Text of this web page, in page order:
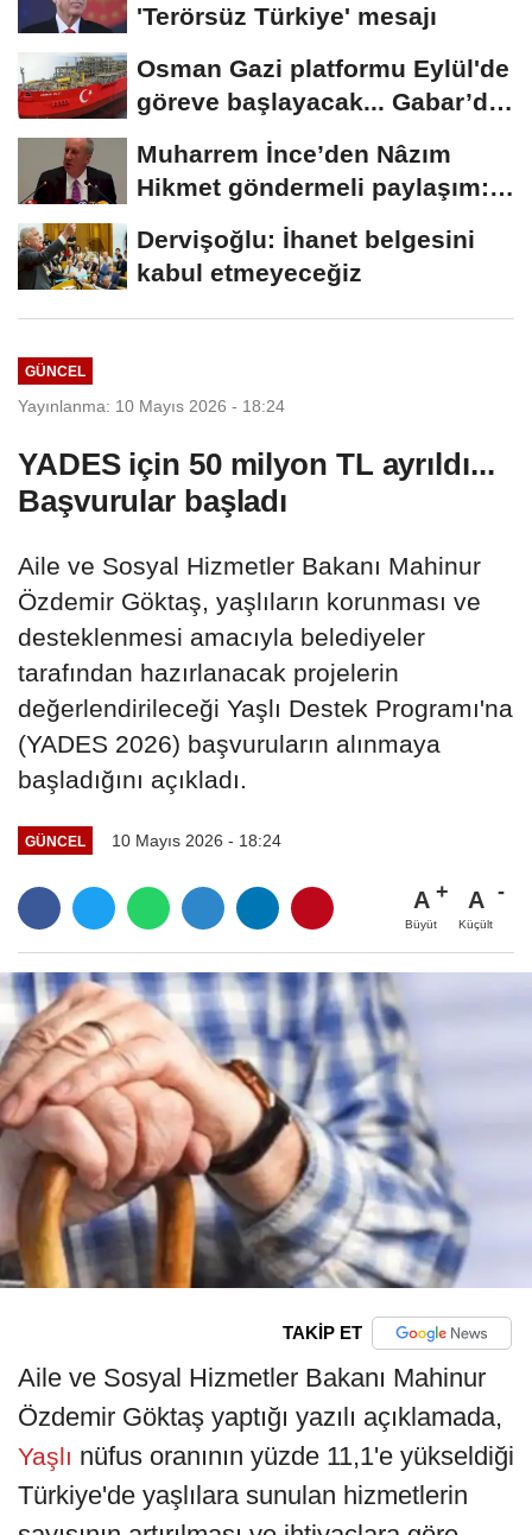
'Terörsüz Türkiye' mesajı
Osman Gazi platformu Eylül'de
göreve başlayacak... Gabar’da
Muharrem İnce’den Nâzım
Hikmet göndermeli paylaşım:
Vatan hainliğine...
Dervişoğlu: İhanet belgesini
kabul etmeyeceğiz
GÜNCEL
Yayınlanma: 10 Mayıs 2026 - 18:24
YADES için 50 milyon TL ayrıldı...
Başvurular başladı
Aile ve Sosyal Hizmetler Bakanı Mahinur
Özdemir Göktaş, yaşlıların korunması ve
desteklenmesi amacıyla belediyeler
tarafından hazırlanacak projelerin
değerlendirileceği Yaşlı Destek Programı'na
(YADES 2026) başvuruların alınmaya
başladığını açıkladı.
GÜNCEL 10 Mayıs 2026 - 18:24
A
Büyüt
A
Küçült
TAKİP ET
Aile ve Sosyal Hizmetler Bakanı Mahinur
Özdemir Göktaş yaptığı yazılı açıklamada,
Yaşlı nüfus oranının yüzde 11,1'e yükseldiği
Türkiye'de yaşlılara sunulan hizmetlerin